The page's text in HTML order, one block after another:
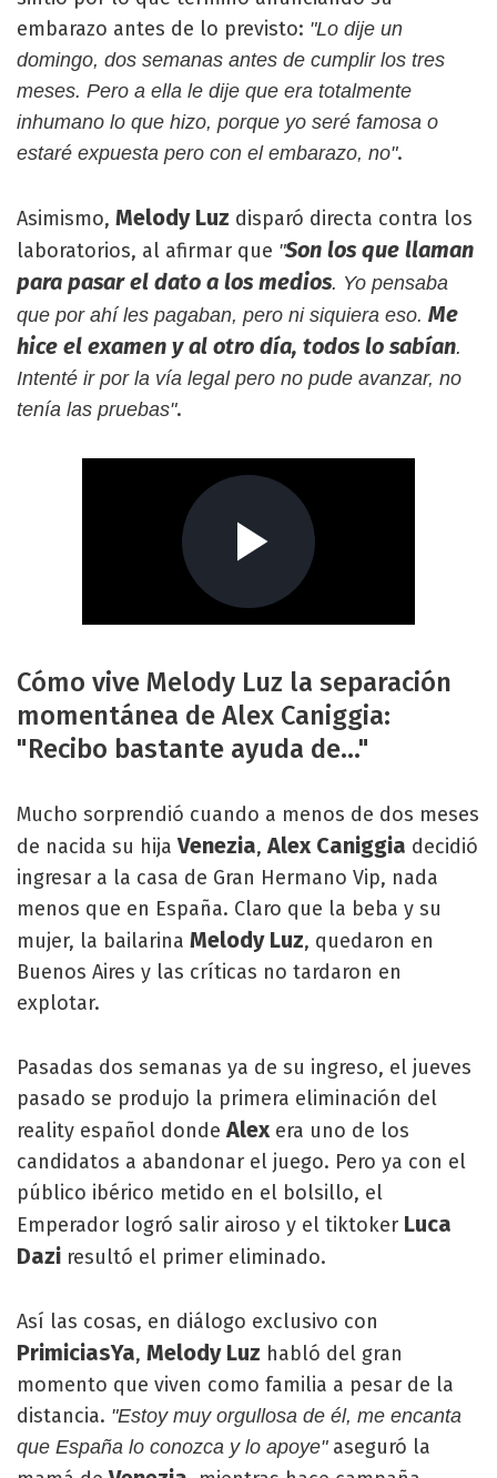
embarazo antes de lo previsto: "Lo dije un
domingo, dos semanas antes de cumplir los tres
meses. Pero a ella le dije que era totalmente
inhumano lo que hizo, porque yo seré famosa o
estaré expuesta pero con el embarazo, no".
Asimismo, Melody Luz disparó directa contra los
laboratorios, al afirmar que "Son los que llaman
para pasar el dato a los medios. Yo pensaba
que por ahí les pagaban, pero ni siquiera eso. Me
hice el examen y al otro día, todos lo sabían.
Intenté ir por la vía legal pero no pude avanzar, no
tenía las pruebas".
Cómo vive Melody Luz la separación
momentánea de Alex Caniggia:
"Recibo bastante ayuda de..."
Mucho sorprendió cuando a menos de dos meses
de nacida su hijaVenezia,Alex Caniggia decidió
ingresar a la casa de Gran Hermano Vip, nada
menos que en España. Claro que la beba y su
mujer, la bailarina Melody Luz, quedaron en
Buenos Aires y las críticas no tardaron en
explotar.
Pasadas dos semanas ya de su ingreso, el jueves
pasado se produjo la primera eliminación del
reality español dondeAlexera uno de los
candidatos a abandonar el juego. Pero ya con el
público ibérico metido en el bolsillo, el
Emperador logró salir airoso y el tiktoker Luca
Dazi resultó el primer eliminado.
Así las cosas, en diálogo exclusivo con
PrimiciasYa, Melody Luz habló del gran
momento que viven como familia a pesar de la
distancia. "Estoy muy orgullosa de él, me encanta
que España lo conozca y lo apoye"aseguró la